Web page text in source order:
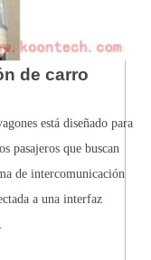
de carro
está diseñado para
pasajeros que buscan
de intercomunicación
a una interfaz